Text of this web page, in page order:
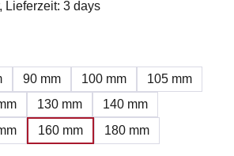
Lieferzeit: 3 days
90 mm 100 mm
105 mm
130 mm
140 mm
160 mm
180 mm